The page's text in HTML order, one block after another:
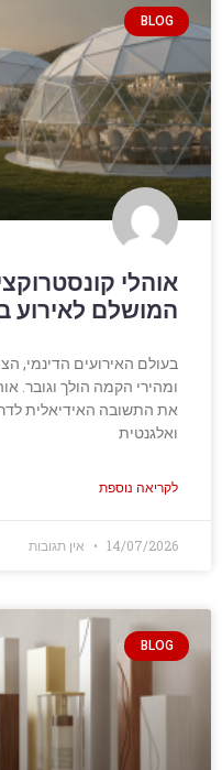
BLOG
אוהלי
המושלם לאירוע
בעולם האירועים הדינמי,
ומהירי הקמה הולך וגובר.
את התשובה האידיאלית
ואלגנטית
לקריאה נוספת
14/07/2026 אין תגובות
BLOG